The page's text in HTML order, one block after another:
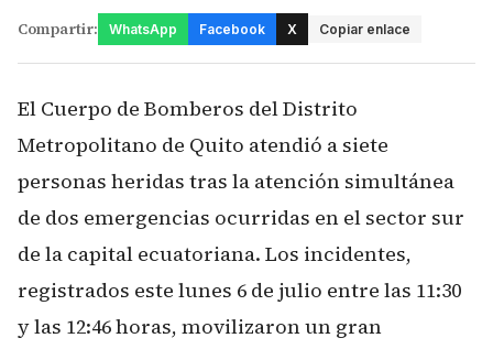
Compartir: WhatsApp Facebook X Copiar enlace
El Cuerpo de Bomberos del Distrito
Metropolitano de Quito atendió a siete
personas heridas tras la atención simultánea
de dos emergencias ocurridas en el sector sur
de la capital ecuatoriana. Los incidentes,
registrados este lunes 6 de julio entre las 11:30
y las 12:46 horas, movilizaron un gran